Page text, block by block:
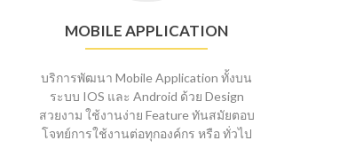
MOBILE APPLICATION
บริการพัฒนา Mobile Application ทั้งบน
ระบบ IOS และ Android ด้วย Design
สวยงาม ใช้งานง่าย Feature ทันสมัยตอบ
โจทย์การใช้งานต่อทุกองค์กร หรือ ทั่วไป